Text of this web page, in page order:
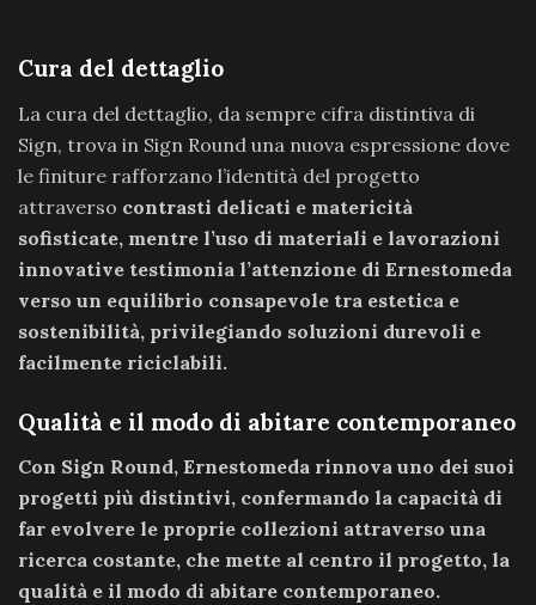
Cura del dettaglio
La cura del dettaglio, da sempre cifra distintiva di
Sign, trova in Sign Round una nuova espressione dove
le finiture rafforzano l’identità del progetto
attraverso contrasti delicati e matericità
sofisticate, mentre l’uso di materiali e lavorazioni
innovative testimonia l’attenzione di Ernestomeda
verso un equilibrio consapevole tra estetica e
sostenibilità, privilegiando soluzioni durevoli e
facilmente riciclabili.
Qualità e il modo di abitare contemporaneo
Con Sign Round, Ernestomeda rinnova uno dei suoi
progetti più distintivi, confermando la capacità di
far evolvere le proprie collezioni attraverso una
ricerca costante, che mette al centro il progetto, la
qualità e il modo di abitare contemporaneo.